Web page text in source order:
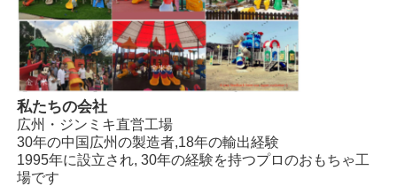
大水滑り
ウォーターパーク設備
ロープクライミングの遊び場
私たちの会社
広州・ジンミキ直営工場
30年の中国広州の製造者,18年の輸出経験
1995年に設立され, 30年の経験を持つプロのおもちゃ工
場です